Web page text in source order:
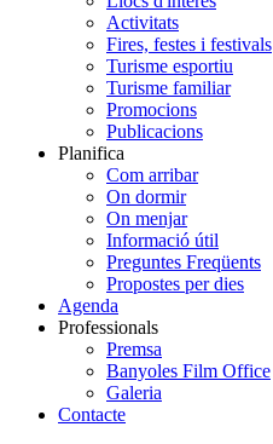
Activitats
Fires, festes i festivals
Turisme esportiu
Turisme familiar
Promocions
Publicacions
Planifica
Com arribar
On dormir
On menjar
Informació útil
Preguntes Freqüents
Propostes per dies
Agenda
Professionals
Premsa
Banyoles Film Office
Galeria
Contacte